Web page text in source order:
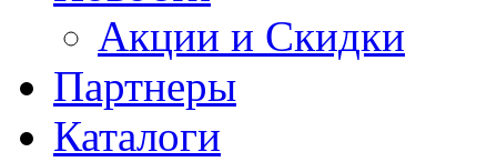
Акции и Скидки
Партнеры
Каталоги